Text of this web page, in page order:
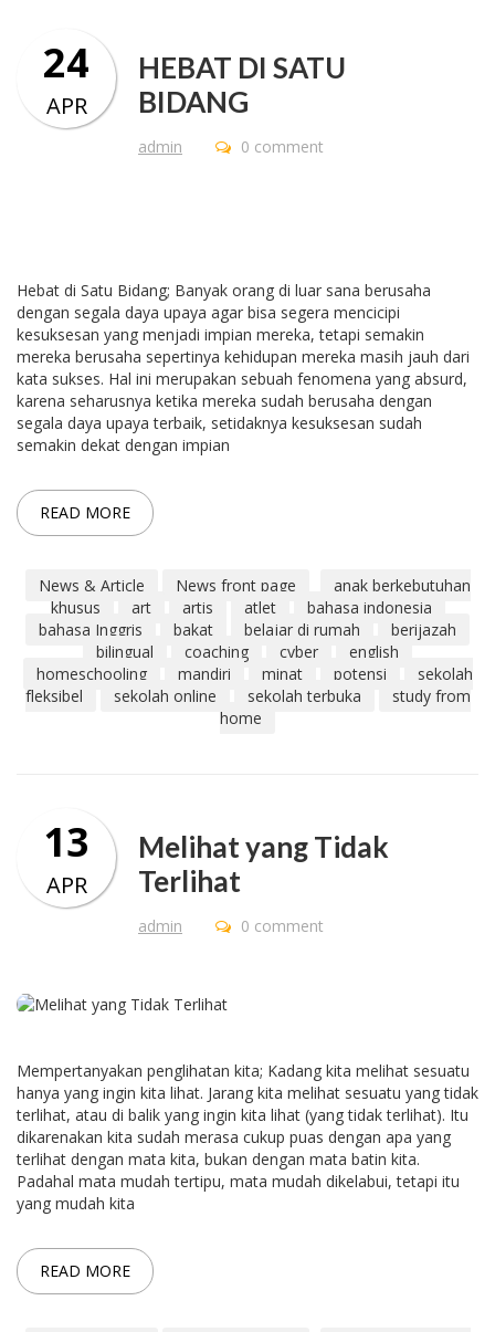
HEBAT DI SATU
BIDANG
admin
24
APR
0 comment
Hebat di Satu Bidang; Banyak orang di luar sana berusaha
dengan segala daya upaya agar bisa segera mencicipi
kesuksesan yang menjadi impian mereka, tetapi semakin
mereka berusaha sepertinya kehidupan mereka masih jauh dari
kata sukses. Hal ini merupakan sebuah fenomena yang absurd,
karena seharusnya ketika mereka sudah berusaha dengan
segala daya upaya terbaik, setidaknya kesuksesan sudah
semakin dekat dengan impian
READ MORE
News & Article News front page
anak berkebutuhan
khusus
art artis atlet
bahasa indonesia
bahasa Inggris
bakat belajar di rumah
berijazah
bilingual
coaching cyber
english
homeschooling
mandiri minat potensi
sekolah
fleksibel
sekolah online sekolah terbuka
study from
home
Melihat yang Tidak
Terlihat
admin
13
APR
0 comment
Mempertanyakan penglihatan kita; Kadang kita melihat sesuatu
hanya yang ingin kita lihat. Jarang kita melihat sesuatu yang tidak
terlihat, atau di balik yang ingin kita lihat (yang tidak terlihat). Itu
dikarenakan kita sudah merasa cukup puas dengan apa yang
terlihat dengan mata kita, bukan dengan mata batin kita.
Padahal mata mudah tertipu, mata mudah dikelabui, tetapi itu
yang mudah kita
READ MORE